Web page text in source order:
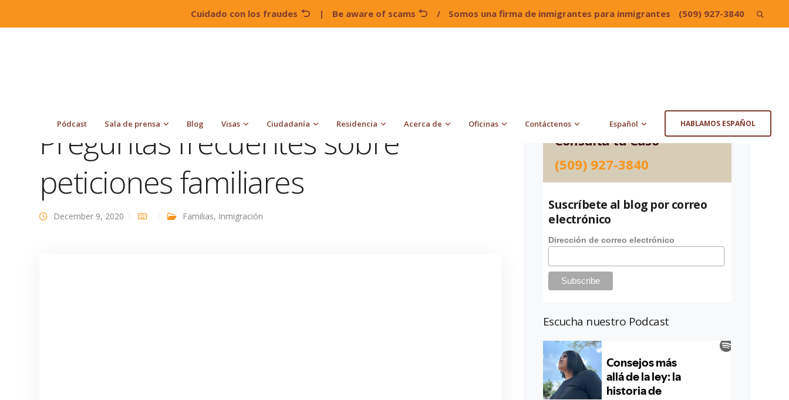
Cuidado con los fraudes | Be aware of scams / Somos una firma de inmigrantes para inmigrantes (509) 927-3840 Search
Pódcast Sala de prensa Blog Visas Ciudadanía Residencia Acerca de Oficinas Contáctenos Español HABLAMOS ESPAÑOL
Preguntas frecuentes sobre
peticiones familiares
December 9, 2020 Familias, Inmigración
Consulta tu Caso
(509) 927-3840
Suscríbete al blog por correo
electrónico
Dirección de correo electrónico
Escucha nuestro Podcast